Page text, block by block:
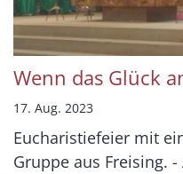
Wenn das Glück
17. Aug. 2023
Eucharistiefeier mit
Gruppe aus Freising. -